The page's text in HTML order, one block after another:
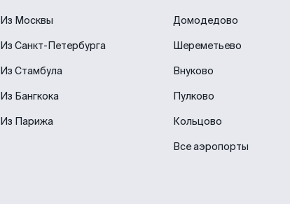
Из Москвы
Из Санкт-Петербурга
Из Стамбула
Из Бангкока
Из Парижа
Домодедово
Шереметьево
Внуково
Пулково
Кольцово
Все аэропорты